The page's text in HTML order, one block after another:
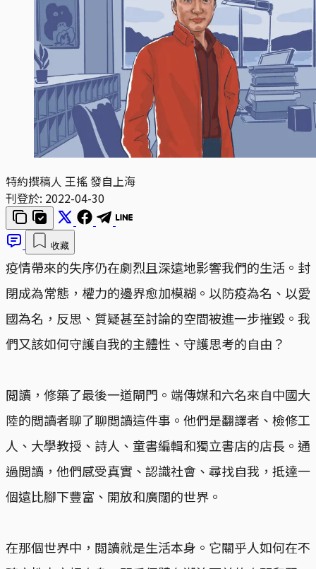
特約撰稿人 王搖 發自上海
刊登於: 2022-04-30
收藏
疫情帶來的失序仍在劇烈且深遠地影響我們的生活。封
閉成為常態，權力的邊界愈加模糊。以防疫為名、以愛
國為名，反思、質疑甚至討論的空間被進一步摧毀。我
們又該如何守護自我的主體性、守護思考的自由？
閲讀，修築了最後一道閘門。端傳媒和六名來自中國大
陸的閲讀者聊了聊閲讀這件事。他們是翻譯者、檢修工
人、大學教授、詩人、童書編輯和獨立書店的店長。通
過閲讀，他們感受真實、認識社會、尋找自我，抵達一
個遠比腳下豐富、開放和廣闊的世界。
在那個世界中，閲讀就是生活本身。它關乎人如何在不